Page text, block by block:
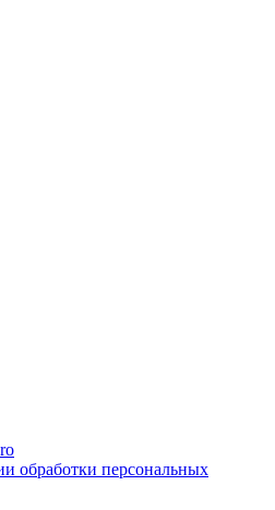
обработки персональных